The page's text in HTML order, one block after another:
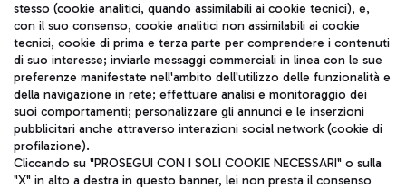
TRAVEL JOURNAL
ITA
stesso (cookie analitici, quando assimilabili ai cookie tecnici), e,
con il suo consenso, cookie analitici non assimilabili ai cookie
tecnici, cookie di prima e terza parte per comprendere i contenuti
di suo interesse; inviarle messaggi commerciali in linea con le sue
preferenze manifestate nell'ambito dell'utilizzo delle funzionalità e
della navigazione in rete; effettuare analisi e monitoraggio dei
suoi comportamenti; personalizzare gli annunci e le inserzioni
pubblicitari anche attraverso interazioni social network (cookie di
profilazione).
Cliccando su "PROSEGUI CON I SOLI COOKIE NECESSARI" o sulla
"X" in alto a destra in questo banner, lei non presta il consenso